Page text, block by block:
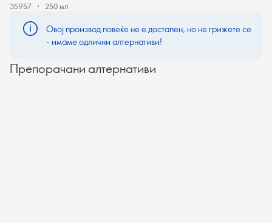
35957 250 мл
Овој производ повеќе не е достапен, но не грижете се
- имаме одлични алтернативи!
Препорачани алтернативи